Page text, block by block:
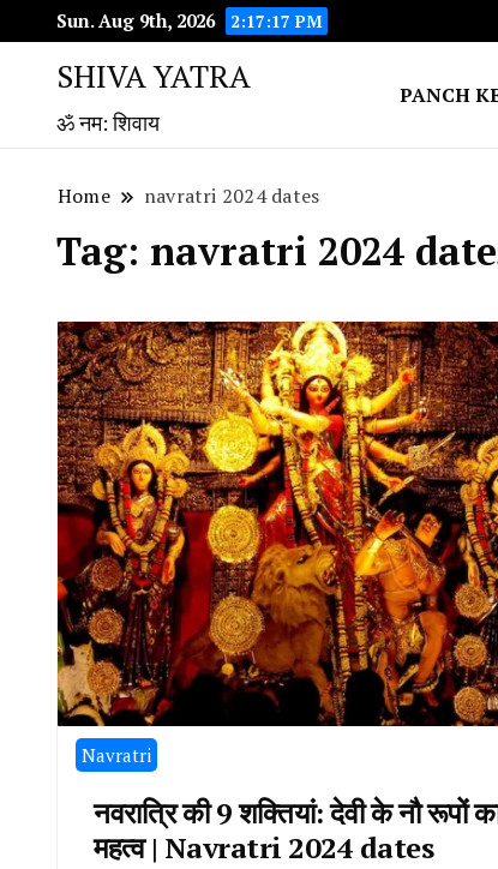
Sun. Aug 9th, 2026 2:17:18 PM
SHIVA YATRA
ॐ नम: शिवाय
PANCH
Home navratri 2024 dates
Tag: navratri 2024
Navratri
नवरात्रि की 9 शक्तियां: देवी के नौ रूपों
महत्व | Navratri 2024 dates